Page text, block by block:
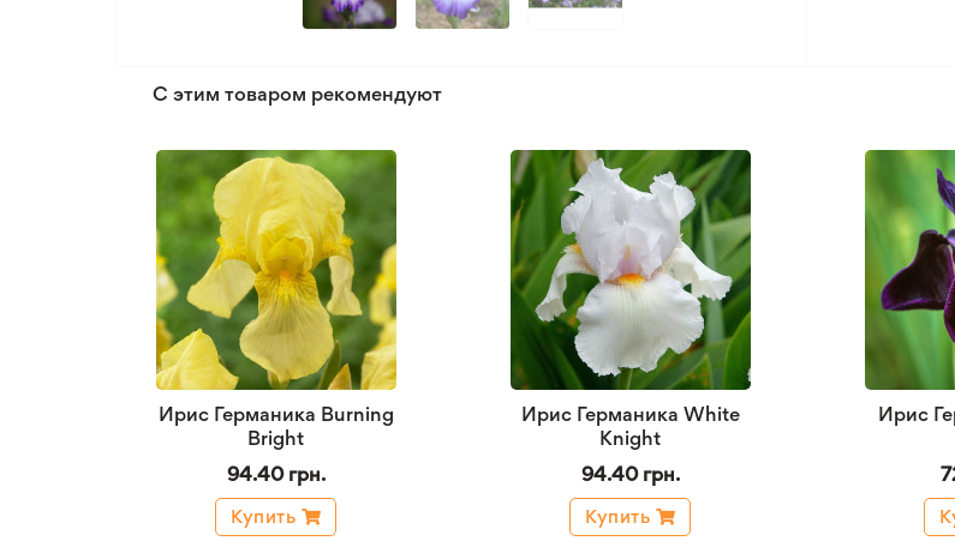
С этим товаром рекомендуют
Ирис Германика Burning
Bright
94.40 грн.
Купить
Ирис Германика White
Knight
94.40 грн.
Купить
Ирис